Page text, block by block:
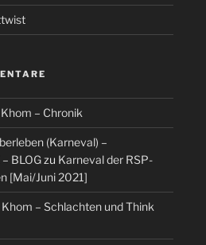
Khom – Chronik
(Karneval) –
BLOGzu Karneval der RSP-
[Mai/Juni 2021]
Khom – Schlachten und Think